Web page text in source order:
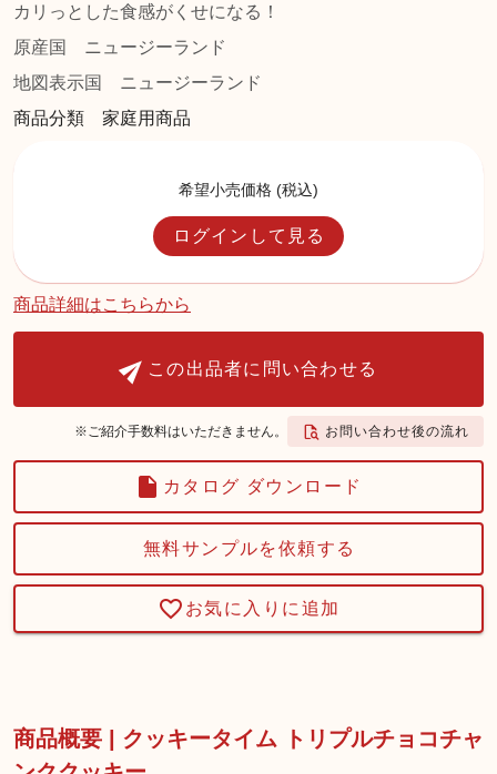
カリっとした食感がくせになる！
原産国
ニュージーランド
地図表示国
ニュージーランド
商品分類 家庭用商品
希望小売価格 (税込)
ログインして見る
商品詳細はこちらから
この出品者に問い合わせる
※ご紹介手数料はいただきません。 お問い合わせ後の流れ
カタログ ダウンロード
無料サンプルを依頼する
お気に入りに追加
商品概要 | クッキータイム トリプルチョコチャ